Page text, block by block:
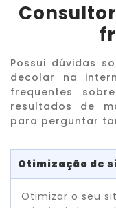
Possui dúvidas
decolar na
frequentes
resultados de
para perguntar
Otimização de
Otimizar o seu